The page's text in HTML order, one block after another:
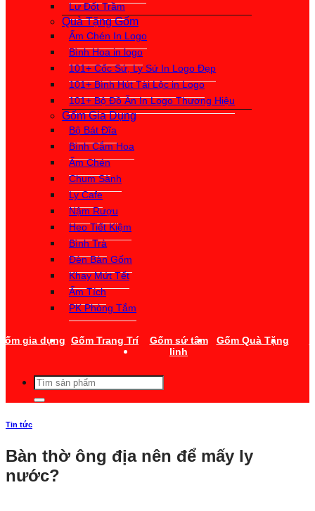
Lư Đốt Trầm
Quà Tặng Gốm
Ấm Chén In Logo
Bình Hoa in logo
101+ Cốc Sứ, Ly Sứ In Logo Đẹp
101+ Bình Hút Tài Lộc in Logo
101+ Bộ Đồ Ăn In Logo Thương Hiệu
Gốm Gia Dụng
Bộ Bát Đĩa
Bình Cắm Hoa
Ấm Chén
Chum Sành
Ly Cafe
Nậm Rượu
Heo Tiết Kiệm
Bình Trà
Đèn Bàn Gốm
Khay Mứt Tết
Ấm Tích
PK Phòng Tắm
gia dụng Gốm Trang Trí
Gốm sứ tâm
linh
Gốm Quà Tặng
Tìm
kiếm:
Tin tức
Bàn thờ ông địa nên để mấy ly
nước?